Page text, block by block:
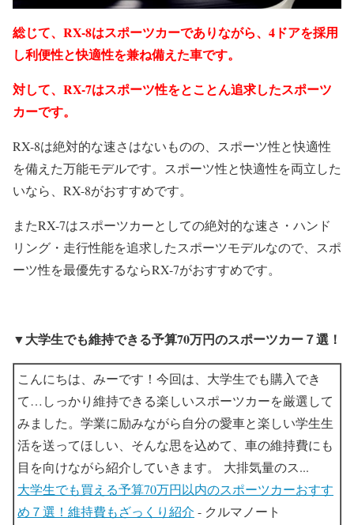
総じて、RX-8はスポーツカーでありながら、4ドアを採用
し利便性と快適性を兼ね備えた車です。
対して、RX-7はスポーツ性をとことん追求したスポーツ
カーです。
RX-8は絶対的な速さはないものの、スポーツ性と快適性
を備えた万能モデルです。スポーツ性と快適性を両立した
いなら、RX-8がおすすめです。
またRX-7はスポーツカーとしての絶対的な速さ・ハンド
リング・走行性能を追求したスポーツモデルなので、スポ
ーツ性を最優先するならRX-7がおすすめです。
▼大学生でも維持できる予算70万円のスポーツカー７選！
こんにちは、みーです！今回は、大学生でも購入でき
て…しっかり維持できる楽しいスポーツカーを厳選して
みました。学業に励みながら自分の愛車と楽しい学生生
活を送ってほしい、そんな思を込めて、車の維持費にも
目を向けながら紹介していきます。 大排気量のス...
大学生でも買える予算70万円以内のスポーツカーおすす
め７選！維持費もざっくり紹介 - クルマノート